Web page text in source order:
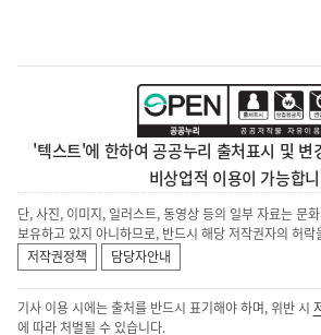
'텍스트'에 한하여 공공누리 출처표시 및 변
비상업적 이용이 가능합
단, 사진, 이미지, 일러스트, 동영상 등의 일부 자료는 문
보유하고 있지 아니하므로, 반드시 해당 저작권자의 허
저작권정책
담당자안내
기사 이용 시에는 출처를 반드시 표기해야 하며, 위반 시
에 따라 처벌될 수 있습니다.